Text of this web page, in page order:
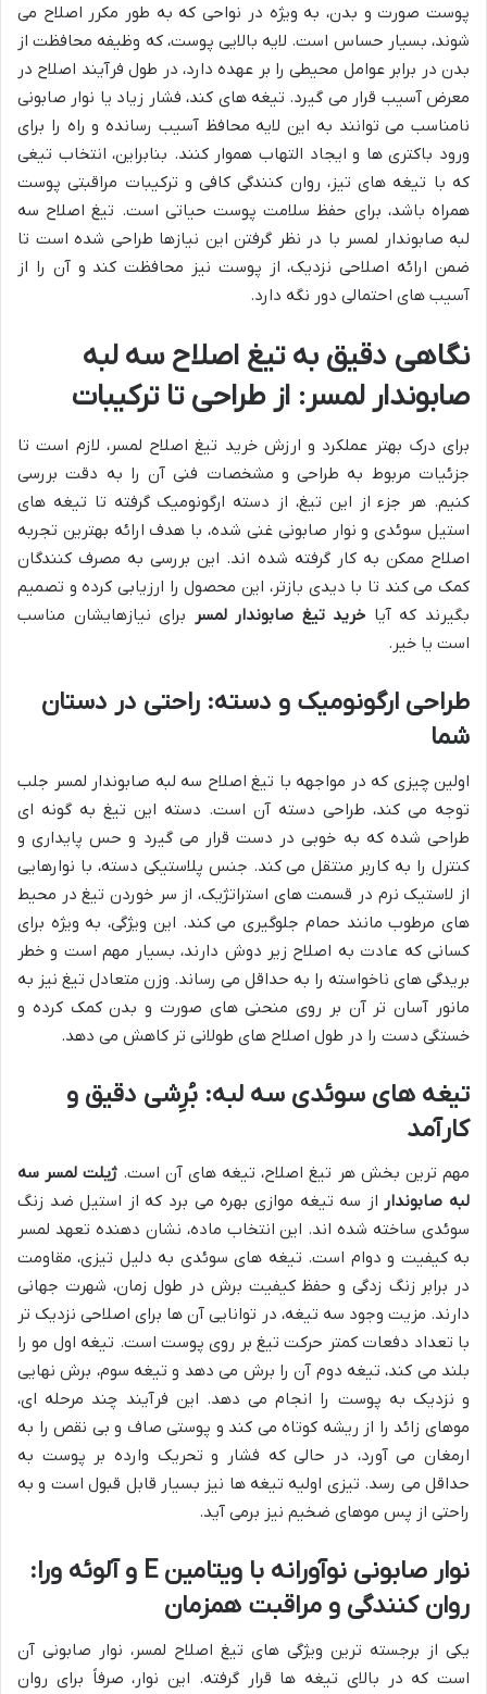
پوست صورت و بدن، به ویژه در نواحی که به طور مکرر اصلاح می
شوند، بسیار حساس است. لایه بالایی پوست، که وظیفه محافظت از
بدن در برابر عوامل محیطی را بر عهده دارد، در طول فرآیند اصلاح در
معرض آسیب قرار می گیرد. تیغه های کند، فشار زیاد یا نوار صابونی
نامناسب می توانند به این لایه محافظ آسیب رسانده و راه را برای
ورود باکتری ها و ایجاد التهاب هموار کنند. بنابراین، انتخاب تیغی
که با تیغه های تیز، روان کنندگی کافی و ترکیبات مراقبتی پوست
همراه باشد، برای حفظ سلامت پوست حیاتی است. تیغ اصلاح سه
لبه صابوندار لمسر با در نظر گرفتن این نیازها طراحی شده است تا
ضمن ارائه اصلاحی نزدیک، از پوست نیز محافظت کند و آن را از
آسیب های احتمالی دور نگه دارد.
نگاهی دقیق به تیغ اصلاح سه لبه
صابوندار لمسر: از طراحی تا ترکیبات
برای درک بهتر عملکرد و ارزش خرید تیغ اصلاح لمسر، لازم است تا
جزئیات مربوط به طراحی و مشخصات فنی آن را به دقت بررسی
کنیم. هر جزء از این تیغ، از دسته ارگونومیک گرفته تا تیغه های
استیل سوئدی و نوار صابونی غنی شده، با هدف ارائه بهترین تجربه
اصلاح ممکن به کار گرفته شده اند. این بررسی به مصرف کنندگان
کمک می کند تا با دیدی بازتر، این محصول را ارزیابی کرده و تصمیم
بگیرند که آیا خرید تیغ صابوندار لمسر برای نیازهایشان مناسب
است یا خیر.
طراحی ارگونومیک و دسته: راحتی در دستان
شما
اولین چیزی که در مواجهه با تیغ اصلاح سه لبه صابوندار لمسر جلب
توجه می کند، طراحی دسته آن است. دسته این تیغ به گونه ای
طراحی شده که به خوبی در دست قرار می گیرد و حس پایداری و
کنترل را به کاربر منتقل می کند. جنس پلاستیکی دسته، با نوارهایی
از لاستیک نرم در قسمت های استراتژیک، از سر خوردن تیغ در محیط
های مرطوب مانند حمام جلوگیری می کند. این ویژگی، به ویژه برای
کسانی که عادت به اصلاح زیر دوش دارند، بسیار مهم است و خطر
بریدگی های ناخواسته را به حداقل می رساند. وزن متعادل تیغ نیز به
مانور آسان تر آن بر روی منحنی های صورت و بدن کمک کرده و
خستگی دست را در طول اصلاح های طولانی تر کاهش می دهد.
تیغه های سوئدی سه لبه: بُرِشی دقیق و
کارآمد
مهم ترین بخش هر تیغ اصلاح، تیغه های آن است.ژیلت لمسر سه
لبه صابوندار از سه تیغه موازی بهره می برد که از استیل ضد زنگ
سوئدی ساخته شده اند. این انتخاب ماده، نشان دهنده تعهد لمسر
به کیفیت و دوام است. تیغه های سوئدی به دلیل تیزی، مقاومت
در برابر زنگ زدگی و حفظ کیفیت برش در طول زمان، شهرت جهانی
دارند. مزیت وجود سه تیغه، در توانایی آن ها برای اصلاحی نزدیک تر
با تعداد دفعات کمتر حرکت تیغ بر روی پوست است. تیغه اول مو را
بلند می کند، تیغه دوم آن را برش می دهد و تیغه سوم، برش نهایی
و نزدیک به پوست را انجام می دهد. این فرآیند چند مرحله ای،
موهای زائد را از ریشه کوتاه می کند و پوستی صاف و بی نقص را به
ارمغان می آورد، در حالی که فشار و تحریک وارده بر پوست به
حداقل می رسد. تیزی اولیه تیغه ها نیز بسیار قابل قبول است و به
راحتی از پس موهای ضخیم نیز برمی آید.
نوار صابونی نوآورانه با ویتامین E و آلوئه ورا:
روان کنندگی و مراقبت همزمان
یکی از برجسته ترین ویژگی های تیغ اصلاح لمسر، نوار صابونی آن
است که در بالای تیغه ها قرار گرفته. این نوار، صرفاً برای روان